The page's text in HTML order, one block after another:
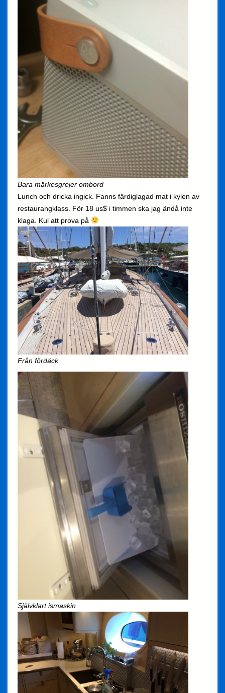
Bara märkesgrejer ombord
Lunch och dricka ingick. Fanns färdiglagad mat i kylen av
restaurangklass. För 18 us$ i timmen ska jag ändå inte
klaga. Kul att prova på
Från fördäck
Självklart ismaskin